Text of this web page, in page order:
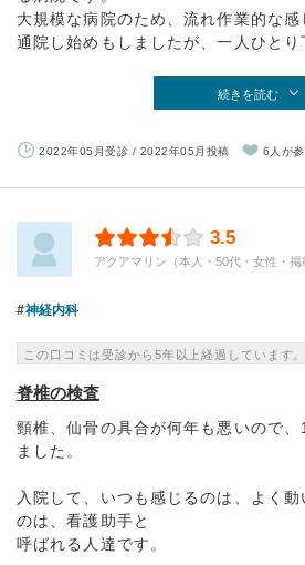
大規模な病院のため、流れ作業的な
通院し始めもしましたが、一人ひとり
続きを読む
2022年05月受診 / 2022年05月投稿 6人が
3.5
アクアマリン（本人・50代・女性・掲
神経内科
この口コミは受診から5年以上経過しています。
脊椎の検査
頸椎、仙骨の具合が何年も悪いので
ました。
入院して、いつも感じるのは、よく
のは、看護助手と
呼ばれる人達です。